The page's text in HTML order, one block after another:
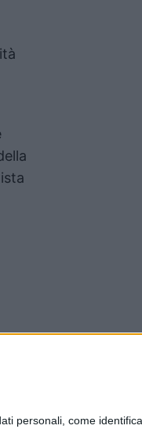
personali, come